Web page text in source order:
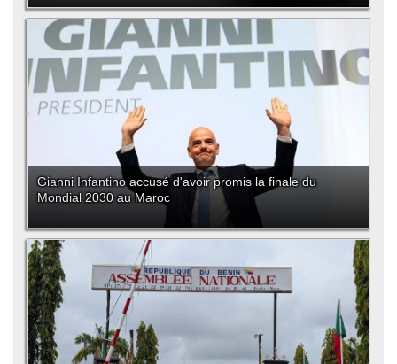
Gianni Infantino accusé d'avoir promis la finale du
Mondial 2030 au Maroc